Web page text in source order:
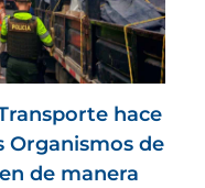
hace
Organismos de
de manera